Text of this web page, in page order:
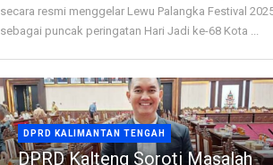
secara resmi menggelar Lewu Palangka Festival
sebagai puncak peringatan Hari Jadi ke-68 Kota ...
DPRD KALIMANTAN TENGAH
DPRD Kalteng Soroti Masalah